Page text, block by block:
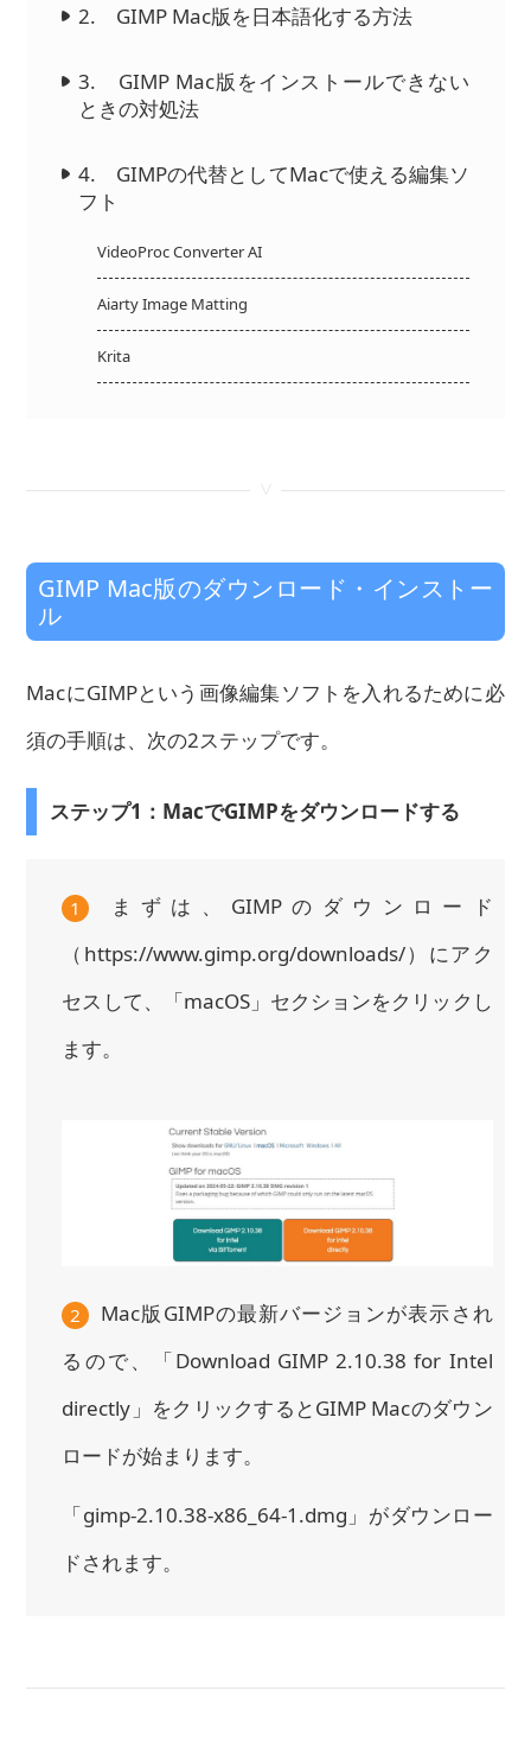
2. GIMP Mac版を日本語化する方法
3. GIMP Mac版をインストールできない
ときの対処法
4. GIMPの代替としてMacで使える編集ソ
フト
VideoProc Converter AI
Aiarty Image Matting
Krita
GIMP Mac版のダウンロード・インストー
ル
MacにGIMPという画像編集ソフトを入れるために必
須の手順は、次の2ステップです。
ステップ1：MacでGIMPをダウンロードする
1
まずは、GIMPのダウンロード
（https://www.gimp.org/downloads/）にアク
セスして、「macOS」セクションをクリックし
ます。
2
Mac版GIMPの最新バージョンが表示され
るので、「Download GIMP 2.10.38 for Intel
directly」をクリックするとGIMP Macのダウン
ロードが始まります。
「gimp-2.10.38-x86_64-1.dmg」がダウンロー
ドされます。